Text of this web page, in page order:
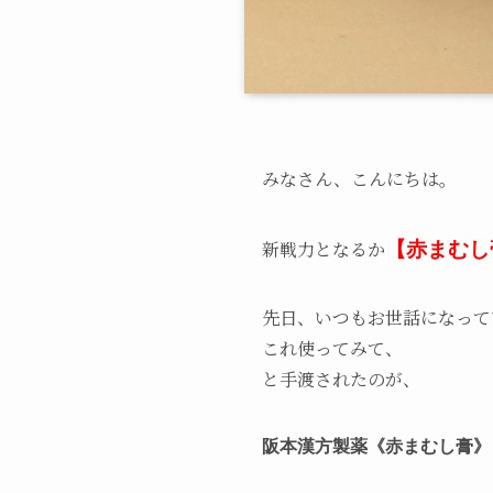
みなさん、こんにちは。
新戦力となるか 【赤まむ
先日、いつもお世話になっ
これ使ってみて、
と手渡されたのが、
阪本漢方製薬《赤まむし膏》